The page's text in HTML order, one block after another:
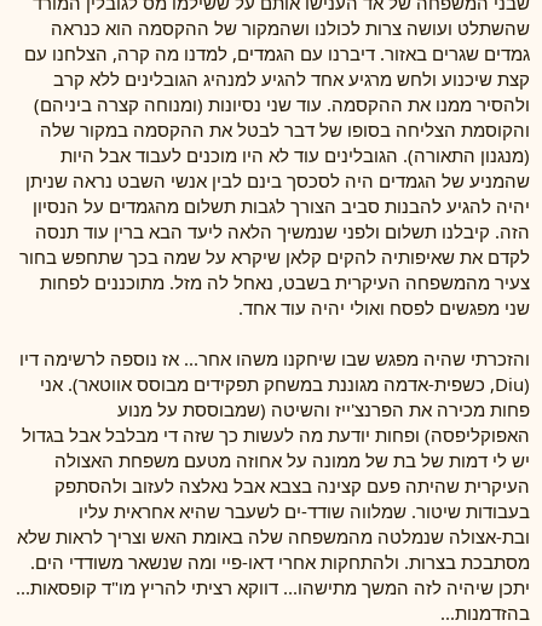
שהשתלט ועושה צרות לכולנו ושהמקור של ההקסמה הוא כנראה
גמדים שגרים באזור. דיברנו עם הגמדים, למדנו מה קרה, הצלחנו עם
קצת שיכנוע ולחש מרגיע אחד להגיע למנהיג הגובלינים ללא קרב
ולהסיר ממנו את ההקסמה. עוד שני נסיונות (ומנוחה קצרה ביניהם)
והקוסמת הצליחה בסופו של דבר לבטל את ההקסמה במקור שלה
(מנגנון התאורה). הגובלינים עוד לא היו מוכנים לעבוד אבל היות
שהמניע של הגמדים היה לסכסך בינם לבין אנשי השבט נראה שניתן
יהיה להגיע להבנות סביב הצורך לגבות תשלום מהגמדים על הנסיון
הזה. קיבלנו תשלום ולפני שנמשיך הלאה ליעד הבא ברין עוד תנסה
לקדם את שאיפותיה להקים קלאן שיקרא על שמה בכך שתחפש בחור
צעיר מהמשפחה העיקרית בשבט, נאחל לה מזל. מתוכננים לפחות
שני מפגשים לפסח ואולי יהיה עוד אחד.
והזכרתי שהיה מפגש שבו שיחקנו משהו אחר... אז נוספה לרשימה דיו
(Diu, כשפית-אדמה מגוננת במשחק תפקידים מבוסס אווטאר). אני
פחות מכירה את הפרנצ'ייז והשיטה (שמבוססת על מנוע
האפוקליפסה) ופחות יודעת מה לעשות כך שזה די מבלבל אבל בגדול
יש לי דמות של בת של ממונה על אחוזה מטעם משפחת האצולה
העיקרית שהיתה פעם קצינה בצבא אבל נאלצה לעזוב ולהסתפק
בעבודות שיטור. שמלווה שודד-ים לשעבר שהיא אחראית עליו
ובת-אצולה שנמלטה מהמשפחה שלה באומת האש וצריך לראות שלא
מסתבכת בצרות. ולהתחקות אחרי דאו-פיי ומה שנשאר משודדי הים.
יתכן שיהיה לזה המשך מתישהו... דווקא רציתי להריץ מו"ד קופסאות...
בהזדמנות...